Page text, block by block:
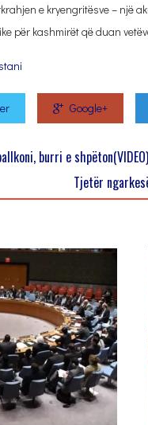
e kryengritësve – një
për kashmirët që duan
Google+
burri e shpëton(VIDEO)
Tjetër